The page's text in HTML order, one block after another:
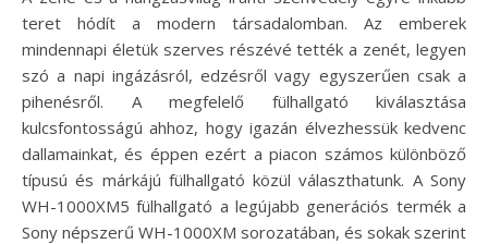
teret hódít a modern társadalomban. Az emberek
mindennapi életük szerves részévé tették a zenét, legyen
szó a napi ingázásról, edzésről vagy egyszerűen csak a
pihenésről. A megfelelő fülhallgató kiválasztása
kulcsfontosságú ahhoz, hogy igazán élvezhessük kedvenc
dallamainkat, és éppen ezért a piacon számos különböző
típusú és márkájú fülhallgató közül választhatunk. A Sony
WH-1000XM5 fülhallgató a legújabb generációs termék a
Sony népszerű WH-1000XM sorozatában, és sokak szerint